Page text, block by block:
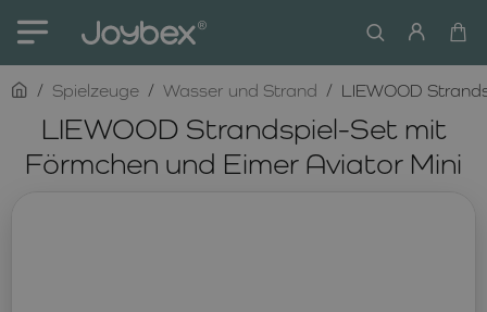
LIEWOOD Strandspiel-Set mit
Förmchen und Eimer Aviator Mini
homeSpielzeuge Wasser und Strand LIEWOOD